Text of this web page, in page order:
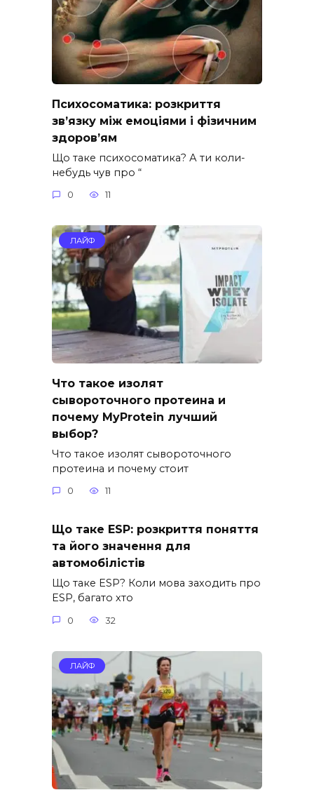
Психосоматика: розкриття
зв’язку між емоціями і фізичним
здоров’ям
Що таке психосоматика? А ти коли-
небудь чув про “
0 11
ЛАЙФ
Что такое изолят
сывороточного протеина и
почему MyProtein лучший
выбор?
Что такое изолят сывороточного
протеина и почему стоит
0 11
Що таке ESP: розкриття поняття
та його значення для
автомобілістів
Що таке ESP? Коли мова заходить про
ESP, багато хто
0 32
ЛАЙФ